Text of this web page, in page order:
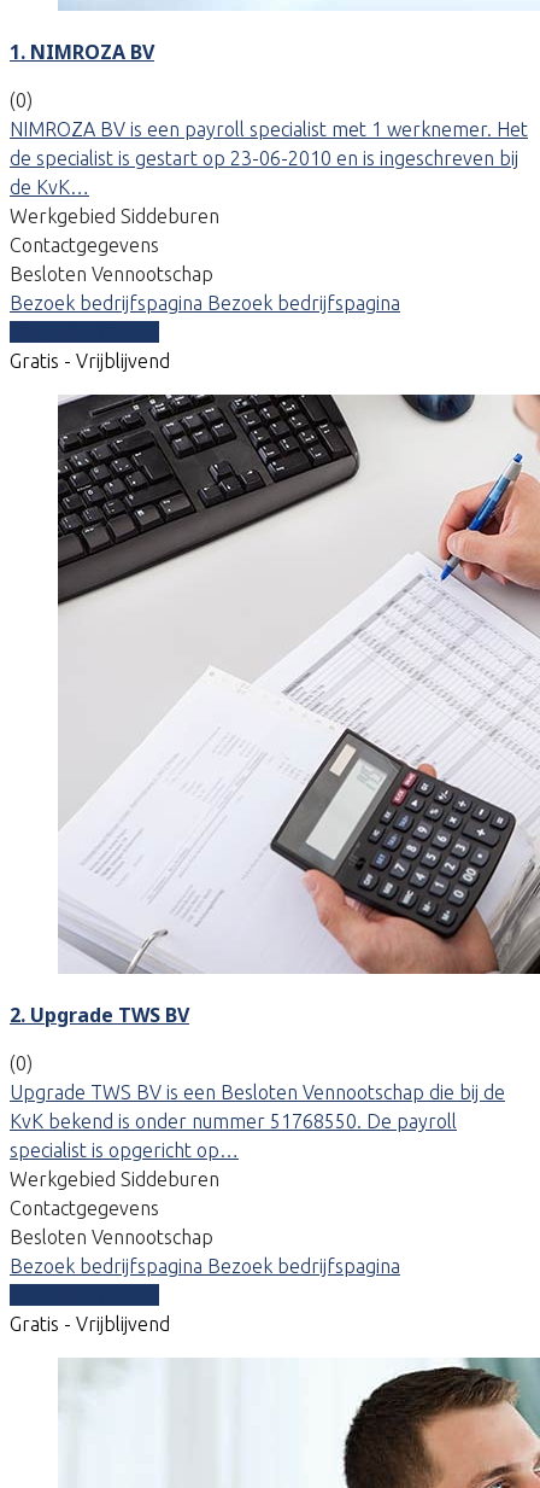
1. NIMROZA BV
(0)
NIMROZA BV is een payroll specialist met 1 werknemer. Het
de specialist is gestart op 23-06-2010 en is ingeschreven bij
de KvK…
Werkgebied Siddeburen
Contactgegevens
Besloten Vennootschap
Bezoek bedrijfspagina Bezoek bedrijfspagina
Gratis - Vrijblijvend
2. Upgrade TWS BV
(0)
Upgrade TWS BV is een Besloten Vennootschap die bij de
KvK bekend is onder nummer 51768550. De payroll
specialist is opgericht op…
Werkgebied Siddeburen
Contactgegevens
Besloten Vennootschap
Bezoek bedrijfspagina Bezoek bedrijfspagina
Gratis - Vrijblijvend